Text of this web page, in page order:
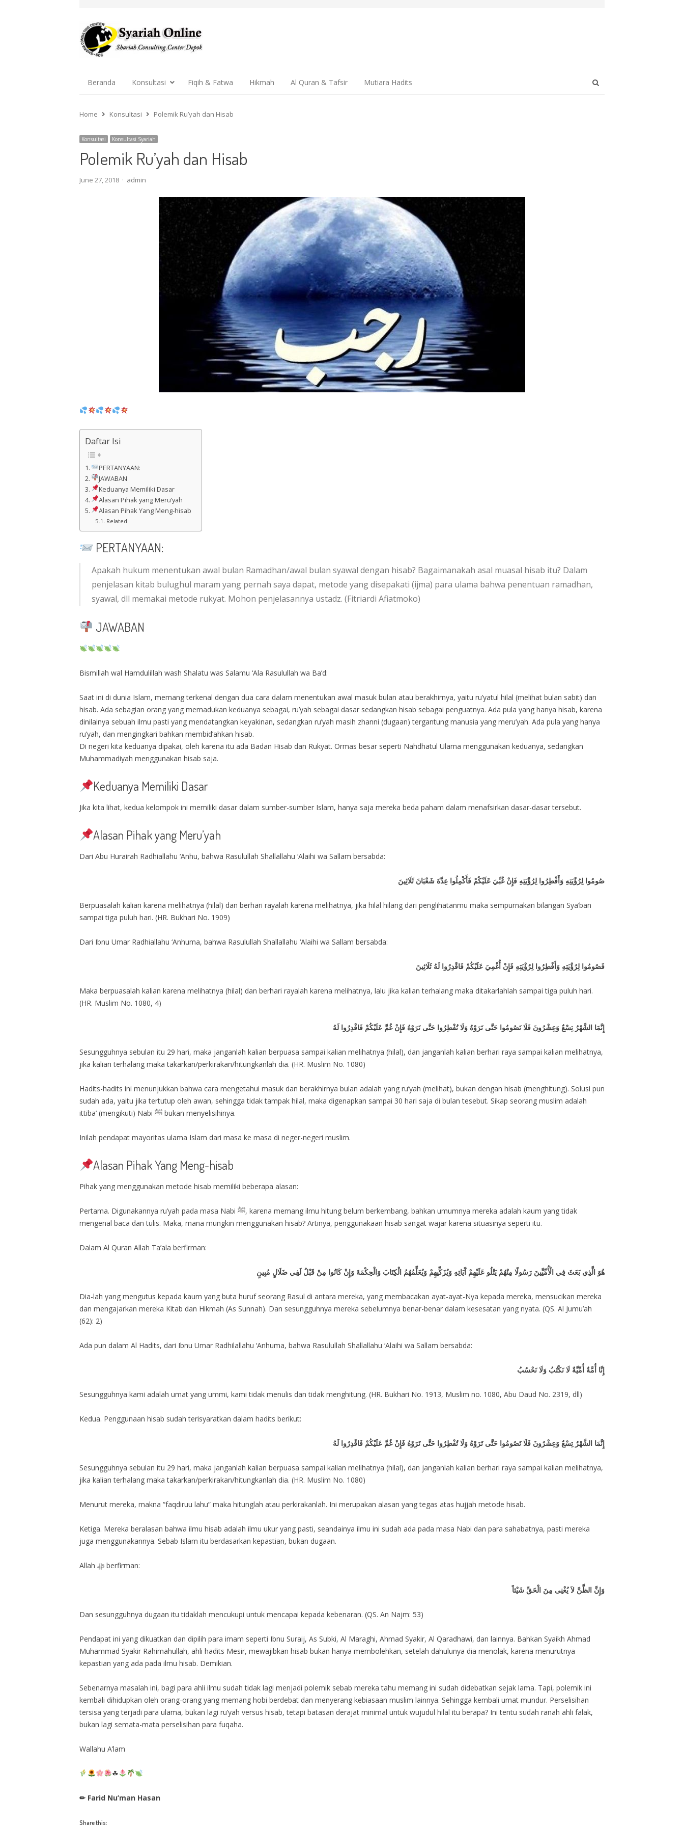
Beranda Konsultasi Fiqih & Fatwa Hikmah Al Quran & Tafsir Mutiara Hadits
Home
Konsultasi Polemik Ru’yah dan Hisab
Konsultasi Konsultasi Syariah
Polemik Ru’yah dan Hisab
June 27, 2018 Author
admin
Daftar Isi
PERTANYAAN:
JAWABAN
Keduanya Memiliki Dasar
Alasan Pihak yang Meru’yah
Alasan Pihak Yang Meng-hisab
Related
PERTANYAAN:
Apakah hukum menentukan awal bulan Ramadhan/awal bulan syawal dengan hisab? Bagaimanakah asal muasal hisab itu? Dalam
penjelasan kitab bulughul maram yang pernah saya dapat, metode yang disepakati (ijma) para ulama bahwa penentuan ramadhan,
syawal, dll memakai metode rukyat. Mohon penjelasannya ustadz. (Fitriardi Afiatmoko)
JAWABAN
Bismillah wal Hamdulillah wash Shalatu was Salamu ‘Ala Rasulullah wa Ba’d:
Saat ini di dunia Islam, memang terkenal dengan dua cara dalam menentukan awal masuk bulan atau berakhirnya, yaitu ru’yatul hilal (melihat bulan sabit) dan
hisab. Ada sebagian orang yang memadukan keduanya sebagai, ru’yah sebagai dasar sedangkan hisab sebagai penguatnya. Ada pula yang hanya hisab, karena
dinilainya sebuah ilmu pasti yang mendatangkan keyakinan, sedangkan ru’yah masih zhanni (dugaan) tergantung manusia yang meru’yah. Ada pula yang hanya
ru’yah, dan mengingkari bahkan membid’ahkan hisab.
Di negeri kita keduanya dipakai, oleh karena itu ada Badan Hisab dan Rukyat. Ormas besar seperti Nahdhatul Ulama menggunakan keduanya, sedangkan
Muhammadiyah menggunakan hisab saja.
Keduanya Memiliki Dasar
Jika kita lihat, kedua kelompok ini memiliki dasar dalam sumber-sumber Islam, hanya saja mereka beda paham dalam menafsirkan dasar-dasar tersebut.
Alasan Pihak yang Meru’yah
Dari Abu Hurairah Radhiallahu ‘Anhu, bahwa Rasulullah Shallallahu ‘Alaihi wa Sallam bersabda:
صُومُوا لِرُؤْيَتِهِ وَأَفْطِرُوا لِرُؤْيَتِهِ فَإِنْ غُبِّيَ عَلَيْكُمْ فَأَكْمِلُوا عِدَّةَ شَعْبَانَ ثَلَاثِينَ
Berpuasalah kalian karena melihatnya (hilal) dan berhari rayalah karena melihatnya, jika hilal hilang dari penglihatanmu maka sempurnakan bilangan Sya’ban
sampai tiga puluh hari. (HR. Bukhari No. 1909)
Dari Ibnu Umar Radhiallahu ‘Anhuma, bahwa Rasulullah Shallallahu ‘Alaihi wa Sallam bersabda:
فَصُومُوا لِرُؤْيَتِهِ وَأَفْطِرُوا لِرُؤْيَتِهِ فَإِنْ أُغْمِيَ عَلَيْكُمْ فَاقْدِرُوا لَهُ ثَلَاثِينَ
Maka berpuasalah kalian karena melihatnya (hilal) dan berhari rayalah karena melihatnya, lalu jika kalian terhalang maka ditakarlahlah sampai tiga puluh hari.
(HR. Muslim No. 1080, 4)
إِنَّمَا الشَّهْرُ تِسْعٌ وَعِشْرُونَ فَلَا تَصُومُوا حَتَّى تَرَوْهُ وَلَا تُفْطِرُوا حَتَّى تَرَوْهُ فَإِنْ غُمَّ عَلَيْكُمْ فَاقْدِرُوا لَهُ
Sesungguhnya sebulan itu 29 hari, maka janganlah kalian berpuasa sampai kalian melihatnya (hilal), dan janganlah kalian berhari raya sampai kalian melihatnya,
jika kalian terhalang maka takarkan/perkirakan/hitungkanlah dia. (HR. Muslim No. 1080)
Hadits-hadits ini menunjukkan bahwa cara mengetahui masuk dan berakhirnya bulan adalah yang ru’yah (melihat), bukan dengan hisab (menghitung). Solusi pun
sudah ada, yaitu jika tertutup oleh awan, sehingga tidak tampak hilal, maka digenapkan sampai 30 hari saja di bulan tesebut. Sikap seorang muslim adalah
ittiba’ (mengikuti) Nabi ﷺ bukan menyelisihinya.
Inilah pendapat mayoritas ulama Islam dari masa ke masa di neger-negeri muslim.
Alasan Pihak Yang Meng-hisab
Pihak yang menggunakan metode hisab memiliki beberapa alasan:
Pertama. Digunakannya ru’yah pada masa Nabi ﷺ, karena memang ilmu hitung belum berkembang, bahkan umumnya mereka adalah kaum yang tidak
mengenal baca dan tulis. Maka, mana mungkin menggunakan hisab? Artinya, penggunakaan hisab sangat wajar karena situasinya seperti itu.
Dalam Al Quran Allah Ta’ala berfirman:
هُوَ الَّذِي بَعَثَ فِي الْأُمِّيِّينَ رَسُولًا مِنْهُمْ يَتْلُو عَلَيْهِمْ آَيَاتِهِ وَيُزَكِّيهِمْ وَيُعَلِّمُهُمُ الْكِتَابَ وَالْحِكْمَةَ وَإِنْ كَانُوا مِنْ قَبْلُ لَفِي ضَلَالٍ مُبِينٍ
Dia-lah yang mengutus kepada kaum yang buta huruf seorang Rasul di antara mereka, yang membacakan ayat-ayat-Nya kepada mereka, mensucikan mereka
dan mengajarkan mereka Kitab dan Hikmah (As Sunnah). Dan sesungguhnya mereka sebelumnya benar-benar dalam kesesatan yang nyata. (QS. Al Jumu’ah
(62): 2)
Ada pun dalam Al Hadits, dari Ibnu Umar Radhilallahu ‘Anhuma, bahwa Rasulullah Shallallahu ‘Alaihi wa Sallam bersabda:
إِنَّا أُمَّةٌ أُمِّيَّةٌ لَا نَكْتُبُ وَلَا نَحْسُبُ
Sesungguhnya kami adalah umat yang ummi, kami tidak menulis dan tidak menghitung. (HR. Bukhari No. 1913, Muslim no. 1080, Abu Daud No. 2319, dll)
Kedua. Penggunaan hisab sudah terisyaratkan dalam hadits berikut:
إِنَّمَا الشَّهْرُ تِسْعٌ وَعِشْرُونَ فَلَا تَصُومُوا حَتَّى تَرَوْهُ وَلَا تُفْطِرُوا حَتَّى تَرَوْهُ فَإِنْ غُمَّ عَلَيْكُمْ فَاقْدِرُوا لَهُ
Sesungguhnya sebulan itu 29 hari, maka janganlah kalian berpuasa sampai kalian melihatnya (hilal), dan janganlah kalian berhari raya sampai kalian melihatnya,
jika kalian terhalang maka takarkan/perkirakan/hitungkanlah dia. (HR. Muslim No. 1080)
Menurut mereka, makna “faqdiruu lahu” maka hitunglah atau perkirakanlah. Ini merupakan alasan yang tegas atas hujjah metode hisab.
Ketiga. Mereka beralasan bahwa ilmu hisab adalah ilmu ukur yang pasti, seandainya ilmu ini sudah ada pada masa Nabi dan para sahabatnya, pasti mereka
juga menggunakannya. Sebab Islam itu berdasarkan kepastian, bukan dugaan.
Allah ﷻ berfirman:
وَإِنَّ الظَّنَّ لاَ يُغْنِى مِنَ الْحَقِّ شَيْئاً
Dan sesungguhnya dugaan itu tidaklah mencukupi untuk mencapai kepada kebenaran. (QS. An Najm: 53)
Pendapat ini yang dikuatkan dan dipilih para imam seperti Ibnu Suraij, As Subki, Al Maraghi, Ahmad Syakir, Al Qaradhawi, dan lainnya. Bahkan Syaikh Ahmad
Muhammad Syakir Rahimahullah, ahli hadits Mesir, mewajibkan hisab bukan hanya membolehkan, setelah dahulunya dia menolak, karena menurutnya
kepastian yang ada pada ilmu hisab. Demikian.
Sebenarnya masalah ini, bagi para ahli ilmu sudah tidak lagi menjadi polemik sebab mereka tahu memang ini sudah didebatkan sejak lama. Tapi, polemik ini
kembali dihidupkan oleh orang-orang yang memang hobi berdebat dan menyerang kebiasaan muslim lainnya. Sehingga kembali umat mundur. Perselisihan
tersisa yang terjadi para ulama, bukan lagi ru’yah versus hisab, tetapi batasan derajat minimal untuk wujudul hilal itu berapa? Ini tentu sudah ranah ahli falak,
bukan lagi semata-mata perselisihan para fuqaha.
Wallahu A’lam
☘
✏ Farid Nu’man Hasan
Share this: